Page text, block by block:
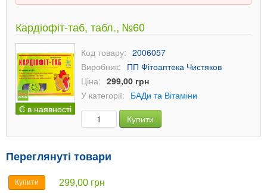
Кардіофіт-таб, табл., №60
Є в наявності
Код товару: 2006057
Виробник: ПП Фітоаптека Чистяков
Ціна: 299,00 грн
У категорії: БАДи та Вітаміни
Купити
Переглянуті товари
Купити 299,00 грн